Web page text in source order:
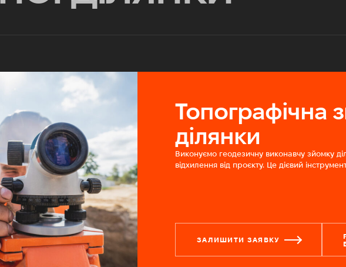
Топографічна
ділянки
Виконуємо геодезичну виконавчу зйомку
відхилення від проєкту. Це дієвий
ЗАЛИШИТИ ЗАЯВКУ